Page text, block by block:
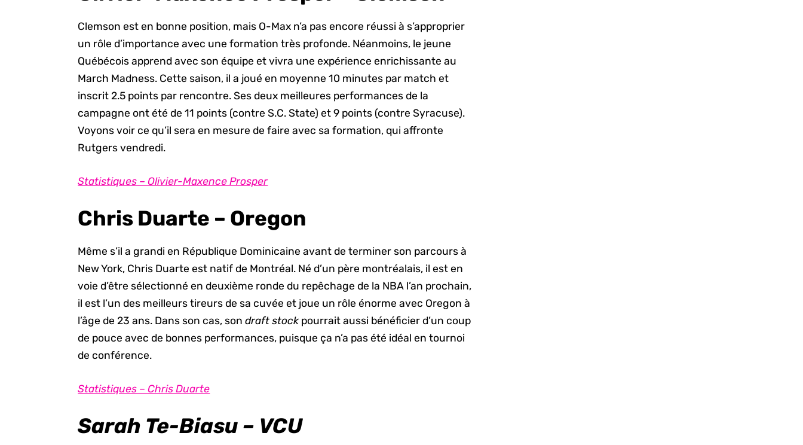
Clemson est en bonne position, mais O-Max n’a pas encore réussi à s’approprier
un rôle d’importance avec une formation très profonde. Néanmoins, le jeune
Québécois apprend avec son équipe et vivra une expérience enrichissante au
March Madness. Cette saison, il a joué en moyenne 10 minutes par match et
inscrit 2.5 points par rencontre. Ses deux meilleures performances de la
campagne ont été de 11 points (contre S.C. State) et 9 points (contre Syracuse).
Voyons voir ce qu’il sera en mesure de faire avec sa formation, qui affronte
Rutgers vendredi.
Statistiques – Olivier-Maxence Prosper
Chris Duarte – Oregon
Même s’il a grandi en République Dominicaine avant de terminer son parcours à
New York, Chris Duarte est natif de Montréal. Né d’un père montréalais, il est en
voie d’être sélectionné en deuxième ronde du repêchage de la NBA l’an prochain,
il est l’un des meilleurs tireurs de sa cuvée et joue un rôle énorme avec Oregon à
l’âge de 23 ans. Dans son cas, sondraft stock pourrait aussi bénéficier d’un coup
de pouce avec de bonnes performances, puisque ça n’a pas été idéal en tournoi
de conférence.
Statistiques – Chris Duarte
Sarah Te-Biasu – VCU